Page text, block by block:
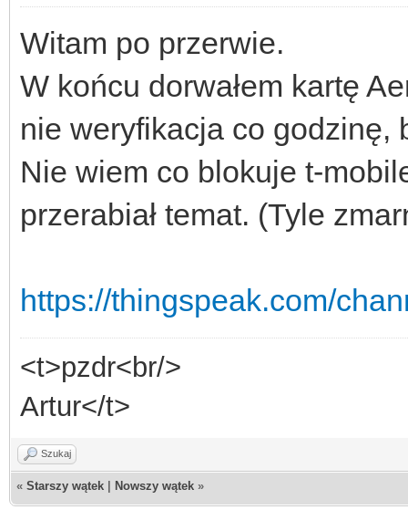
Witam po przerwie.
W końcu dorwałem kartę
nie weryfikacja co godzinę,
Nie wiem co blokuje t-
przerabiał temat. (Tyle
https://thingspeak.com/
<t>pzdr<br/>
Artur</t>
Szukaj
« Starszy wątek Nowszy wątek »